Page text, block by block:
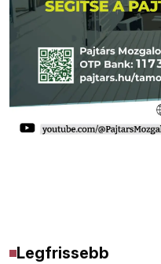
Legfrissebb